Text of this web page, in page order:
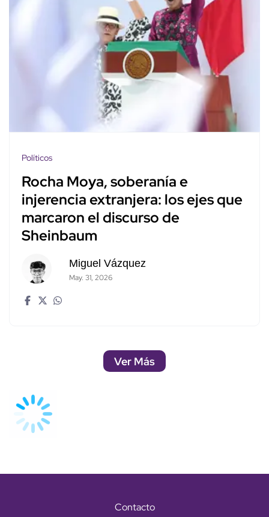
Políticos
Rocha Moya, soberanía e
injerencia extranjera: los ejes que
marcaron el discurso de
Sheinbaum
Miguel Vázquez
May. 31, 2026
Ver Más
Contacto